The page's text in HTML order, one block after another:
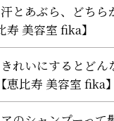
とあぶら、どちら
寿 美容室 fika】
れいにするとどん
恵比寿 美容室 fika】